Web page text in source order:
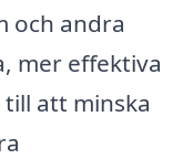
och andra
mer effektiva
att minska